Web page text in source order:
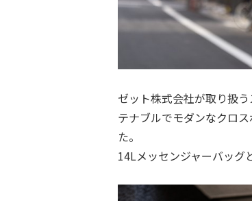
ゼット株式会社が取り扱
テナブルでモダンなクロ
た。
14Lメッセンジャーバッグ